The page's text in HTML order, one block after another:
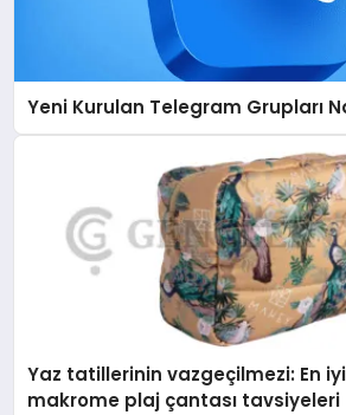
Yeni Kurulan Telegram Grupları
Yaz tatillerinin vazgeçilmezi: En
makrome plaj çantası tavsiyeleri